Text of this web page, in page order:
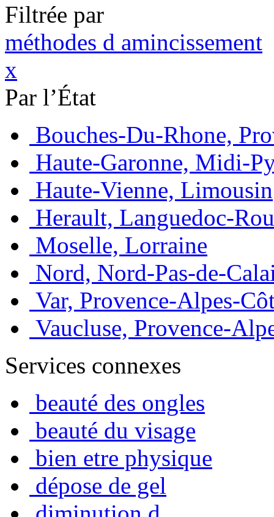
Filtrée par
méthodes d amincissement
x
Par l’État
Bouches-Du-Rhone,
Haute-Garonne, Midi-
Haute-Vienne, Limousin
Herault, Languedoc-
Moselle, Lorraine
Nord, Nord-Pas-de-
Var, Provence-Alpes-
Vaucluse, Provence-
Services connexes
beauté des ongles
beauté du visage
bien etre physique
dépose de gel